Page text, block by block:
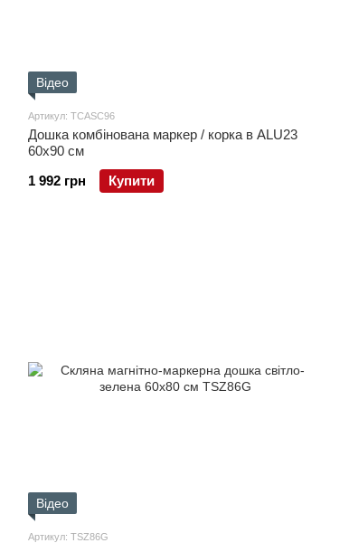
Відео
Артикул: TCASC96
Дошка комбінована маркер / корка в ALU23
60х90 см
1 992 грн
Купити
Відео
Артикул: TSZ86G